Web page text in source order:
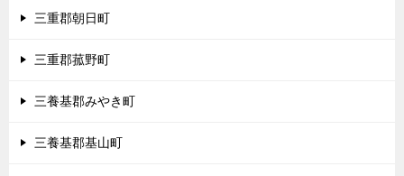
三重郡朝日町
三重郡菰野町
三養基郡みやき町
三養基郡基山町